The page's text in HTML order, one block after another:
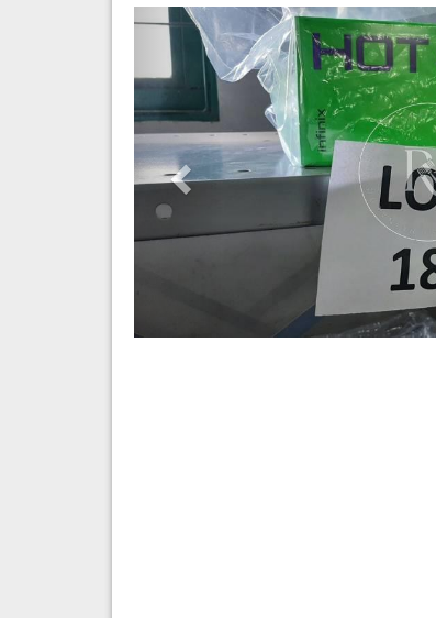
Previous